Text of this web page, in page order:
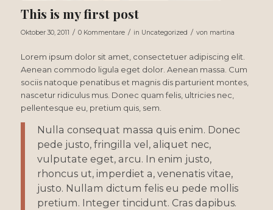
This is my first post
Oktober 30, 2011 / 0 Kommentare / in Uncategorized / von martina
Lorem ipsum dolor sit amet, consectetuer adipiscing elit.
Aenean commodo ligula eget dolor. Aenean massa. Cum
sociis natoque penatibus et magnis dis parturient montes,
nascetur ridiculus mus. Donec quam felis, ultricies nec,
pellentesque eu, pretium quis, sem.
Nulla consequat massa quis enim. Donec
pede justo, fringilla vel, aliquet nec,
vulputate eget, arcu. In enim justo,
rhoncus ut, imperdiet a, venenatis vitae,
justo. Nullam dictum felis eu pede mollis
pretium. Integer tincidunt. Cras dapibus.